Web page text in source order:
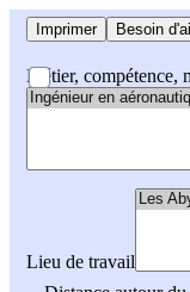
Imprimer Besoin
Métier, compétence,
Lieu de travail